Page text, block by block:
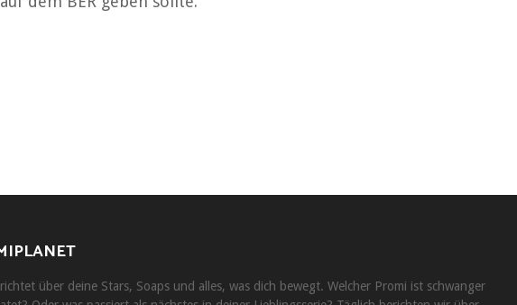
über deine Stars, Soaps und alles, was dich bewegt. Welcher Promi ist schwanger